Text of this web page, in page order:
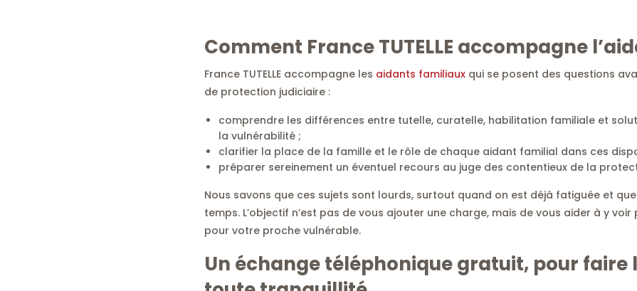
Comment France TUTELLE accompagne
France TUTELLE accompagne les aidants familiaux qui se posent des questions
de protection judiciaire :
comprendre les différences entre tutelle, curatelle, habilitation familiale et
la vulnérabilité ;
clarifier la place de la famille et le rôle de chaque aidant familial dans ces
préparer sereinement un éventuel recours au juge des contentieux de la
Nous savons que ces sujets sont lourds, surtout quand on est déjà fatiguée et que
temps. L’objectif n’est pas de vous ajouter une charge, mais de vous aider à y
pour votre proche vulnérable.
Un échange téléphonique gratuit, pour faire